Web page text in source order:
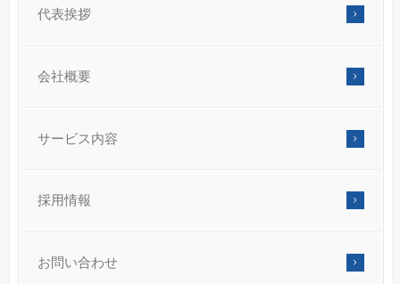
代表挨拶
会社概要
サービス内容
採用情報
お問い合わせ